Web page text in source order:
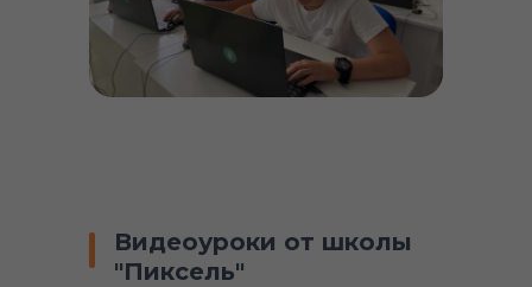
Видеоуроки от школы
"Пиксель"